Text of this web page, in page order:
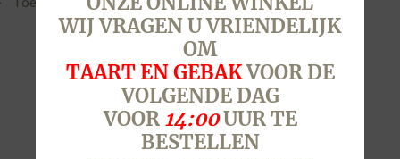
WIJ VRAGEN U VRIENDELIJK
OM
TAART EN GEBAKVOOR DE
VOLGENDE DAG
VOOR 14:00UUR TE
BESTELLEN